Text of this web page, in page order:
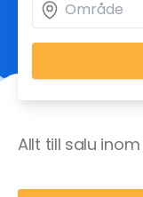
Allt till salu inom